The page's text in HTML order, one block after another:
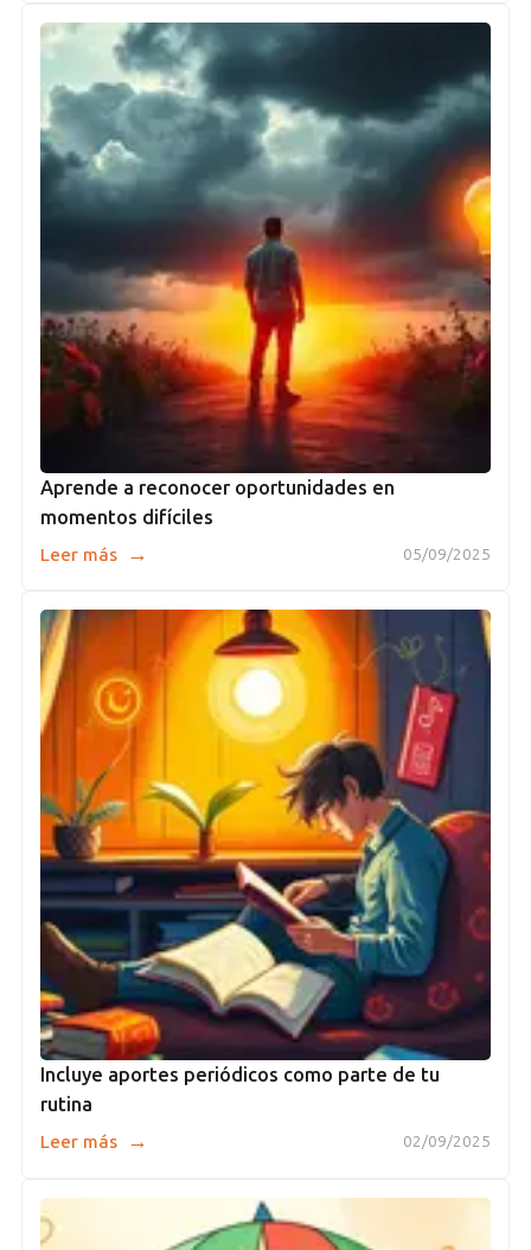
Aprende a reconocer oportunidades en
momentos difíciles
05/09/2025
Leer más →
Incluye aportes periódicos como parte de tu
rutina
02/09/2025
Leer más →